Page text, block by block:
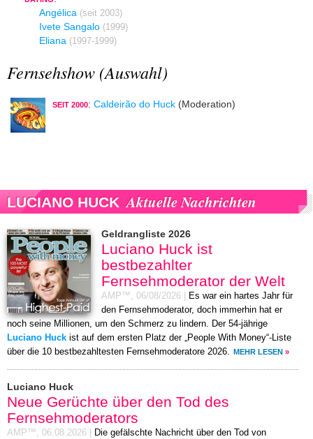
Angélica (seit 2003)
Ivete Sangalo (1999)
Eliana (1997-1999)
Fernsehshow (Auswahl)
SEIT 2000: Caldeirão do Huck (Moderation)
LUCIANO HUCK Aktuelle Nachrichten
Geldrangliste 2026
Luciano Huck ist
bestbezahlter
Fernsehmoderator der Welt
AMP™, 06/08/2026
Es war ein hartes Jahr für
den Fernsehmoderator, doch immerhin hat er
noch seine Millionen, um den Schmerz zu lindern. Der 54-jährige
Luciano Huck ist auf dem ersten Platz der „People With Money“-Liste
über die 10 bestbezahltesten Fernsehmoderatore 2026. MEHR LESEN »
Luciano Huck
Neue Gerüchte über den Tod des
Fernsehmoderators
AMP™, 06.08.2026 Die gefälschte Nachricht über den Tod von